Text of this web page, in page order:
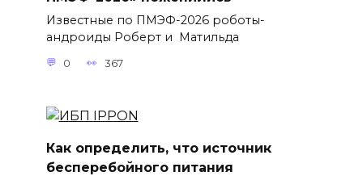
Известные по ПМЭФ-2026 роботы-
андроиды Роберт и Матильда
0 367
Как определить, что источник
бесперебойного питания